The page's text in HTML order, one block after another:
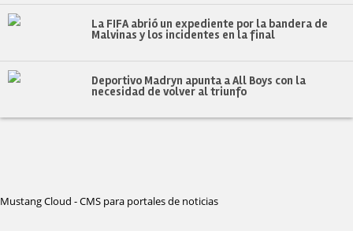
La FIFA abrió un expediente por la bandera de
Malvinas y los incidentes en la final
Deportivo Madryn apunta a All Boys con la
necesidad de volver al triunfo
Mustang Cloud - CMS para portales de noticias